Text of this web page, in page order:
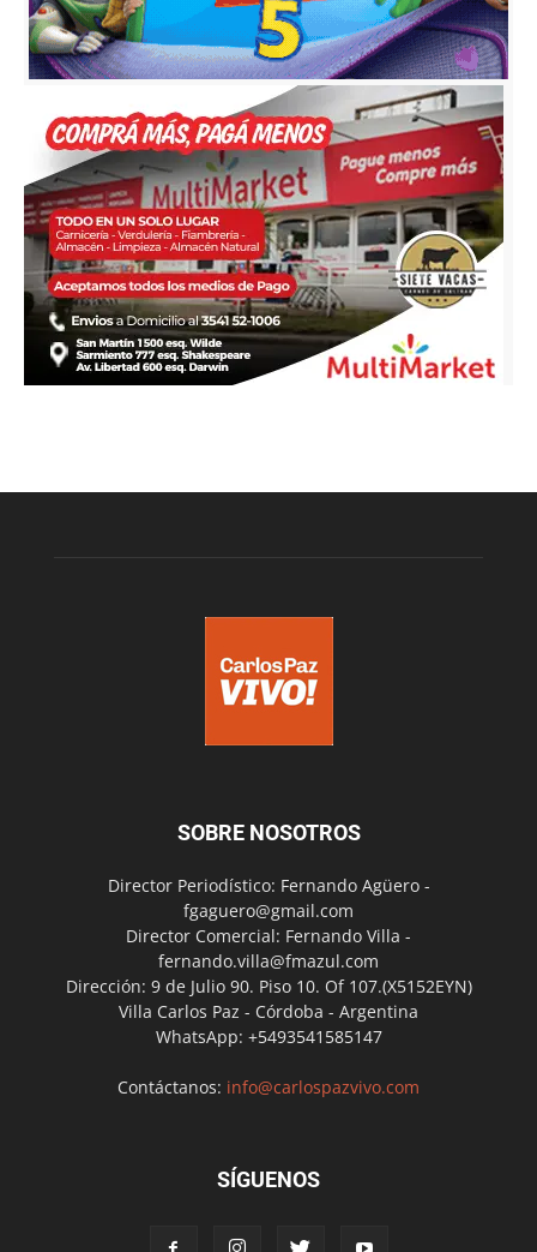
SOBRE NOSOTROS
Director Periodístico: Fernando Agüero -
fgaguero@gmail.com
Director Comercial: Fernando Villa -
fernando.villa@fmazul.com
Dirección: 9 de Julio 90. Piso 10. Of 107.(X5152EYN)
Villa Carlos Paz - Córdoba - Argentina
WhatsApp: +5493541585147
Contáctanos: info@carlospazvivo.com
SÍGUENOS